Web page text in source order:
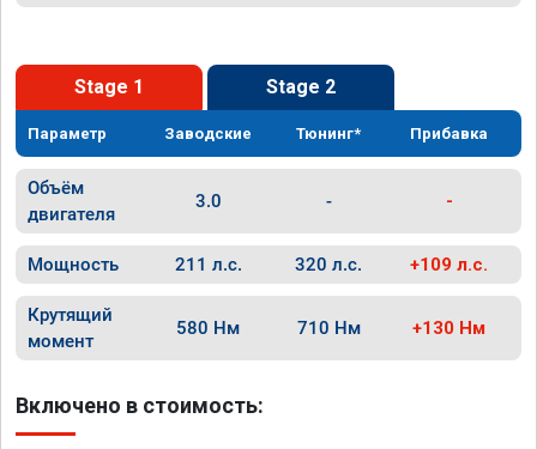
Stage 1 Stage 2
Параметр Заводские Тюнинг* Прибавка
Объём
двигателя
3.0 - -
Мощность 211 л.с. 320 л.с. +109 л.с.
Крутящий
момент
580 Нм 710 Нм +130 Нм
Включено в стоимость: